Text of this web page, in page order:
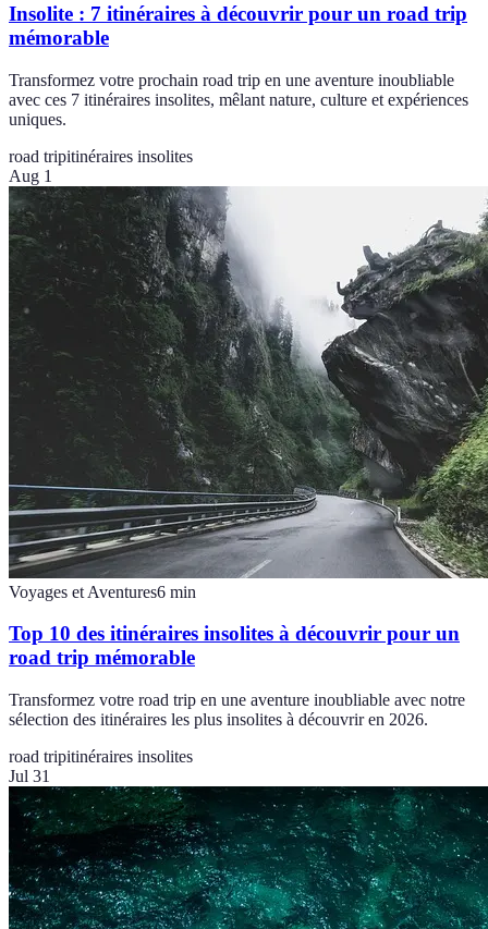
Insolite : 7 itinéraires à découvrir pour un road trip
mémorable
Transformez votre prochain road trip en une aventure inoubliable
avec ces 7 itinéraires insolites, mêlant nature, culture et expériences
uniques.
road tripitinéraires insolites
Aug 1
Voyages et Aventures6 min
Top 10 des itinéraires insolites à découvrir pour un
road trip mémorable
Transformez votre road trip en une aventure inoubliable avec notre
sélection des itinéraires les plus insolites à découvrir en 2026.
road tripitinéraires insolites
Jul 31